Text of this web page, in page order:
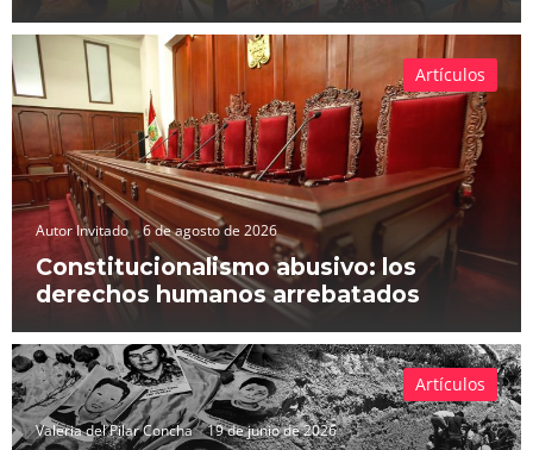
Autor Invitado 6 de agosto de 2026
Constitucionalismo abusivo: los
derechos humanos arrebatados
Artículos
Valeria del Pilar Concha 19 de junio de 2026
Artículos